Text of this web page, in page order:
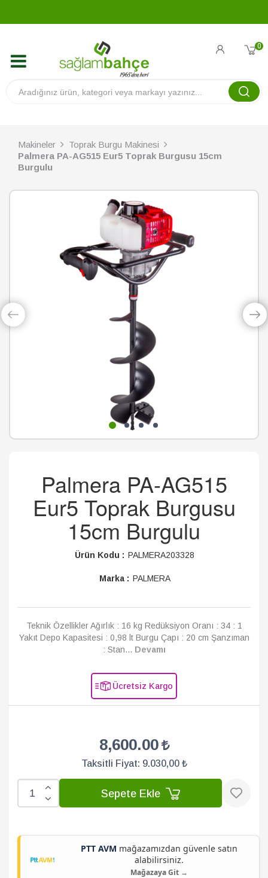
0
Makineler
Toprak Burgu Makinesi
Palmera PA-AG515 Eur5 Toprak Burgusu 15cm
Burgulu
Palmera PA-AG515
Eur5 Toprak Burgusu
15cm Burgulu
Ürün Kodu : PALMERA203328
Marka : PALMERA
Teknik Özellikler Ağırlık : 16 kg Redüksiyon Oranı : 34 : 1
Yakıt Depo Kapasitesi : 0,98 lt Burgu Çapı : 20 cm Şanzıman
: Stan... Devamı
Ücretsiz Kargo
8,600.00
Taksitli Fiyat: 9.030,00 ₺
Sepete Ekle
PTT AVM mağazamızdan güvenle satın
alabilirsiniz.
Mağazaya Git →